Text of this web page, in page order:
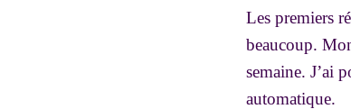
Les premiers
beaucoup.
semaine. J’ai
automatique.